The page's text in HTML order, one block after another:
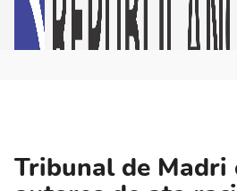
Tribunal de Madri